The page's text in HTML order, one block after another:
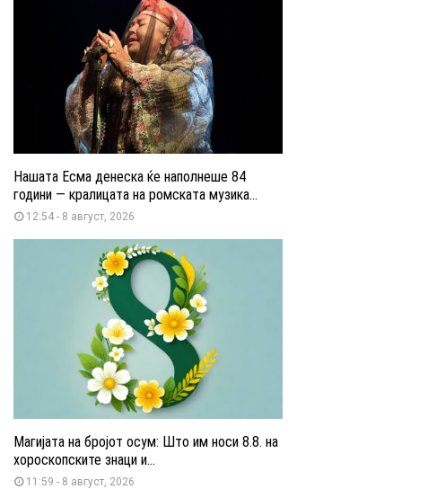
Нашата Есма денеска ќе наполнеше 84
години — кралицата на ромската музика...
12:54 - 8 август, 2026
Магијата на бројот осум: Што им носи 8.8. на
хороскопските знаци и...
11:59 - 8 август, 2026